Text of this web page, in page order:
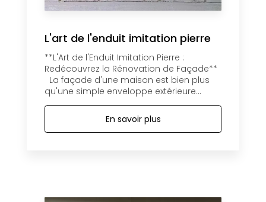
L'art de l'enduit imitation pierre
**L'Art de l'Enduit Imitation Pierre :
Redécouvrez la Rénovation de Façade**
La façade d'une maison est bien plus
qu'une simple enveloppe extérieure...
En savoir plus